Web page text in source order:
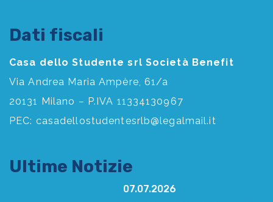
Dati fiscali
Casa dello Studente srl Società Benefit
Via Andrea Maria Ampère, 61/a
20131 Milano – P.IVA 11334130967
PEC: casadellostudentesrlb@legalmail.it
Ultime Notizie
07.07.2026